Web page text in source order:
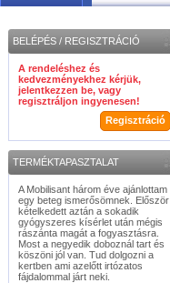
BELÉPÉS / REGISZTRÁCIÓ
A rendeléshez és
kedvezményekhez kérjük,
jelentkezzen be, vagy
regisztráljon ingyenesen!
Regisztráció
TERMÉKTAPASZTALAT
A Mobilisant három éve ajánlottam
egy beteg ismerősömnek. Először
kételkedett aztán a sokadik
gyógyszeres kísérlet után mégis
rászánta magát a fogyasztásra.
Most a negyedik doboznál tart és
köszöni jól van. Tud dolgozni a
kertben ami azelőtt irtózatos
fájdalommal járt neki.